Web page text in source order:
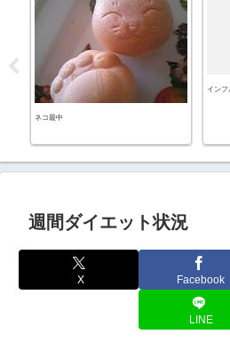
ネコ最中
イン
週間ダイエット状況
X Facebook
LINE